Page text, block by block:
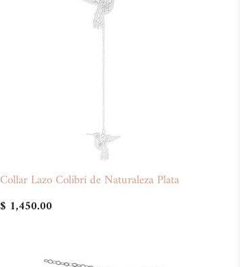
Collar Lazo Colibrí de Naturaleza Plata
$ 1,450.00